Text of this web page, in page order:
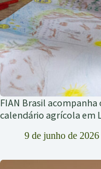
FIAN Brasil
calendário agrícola em
9 de junho de 2026